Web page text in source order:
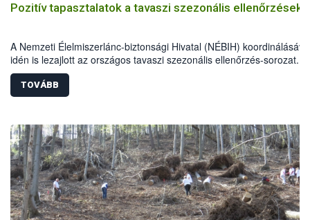
Pozitív tapasztalatok a tavaszi szezonális
A Nemzeti Élelmiszerlánc-biztonsági Hivatal (NÉBIH)
idén is lezajlott az országos tavaszi szezonális ellenőrzés-sorozat.
élelmiszerlánc-biztonsági szakemberek szűk egy hónap alatt több
800 ellenőrzést végeztek, 69 alkalommal figyelmeztetést és
esetben bírságot szabtak ki.
TOVÁBB